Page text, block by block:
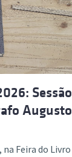
Sessão
Augusto
na Feira do Livro